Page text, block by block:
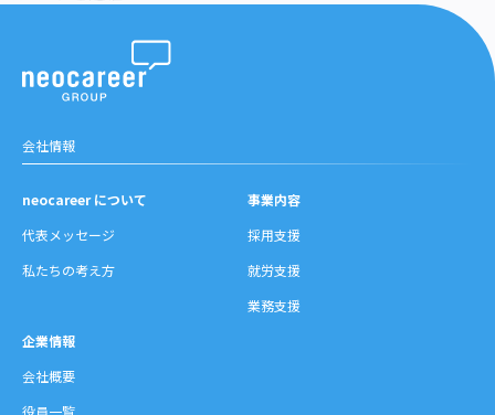
会社情報
neocareer について
代表メッセージ
私たちの考え方
事業内容
採用支援
就労支援
業務支援
企業情報
会社概要
役員一覧